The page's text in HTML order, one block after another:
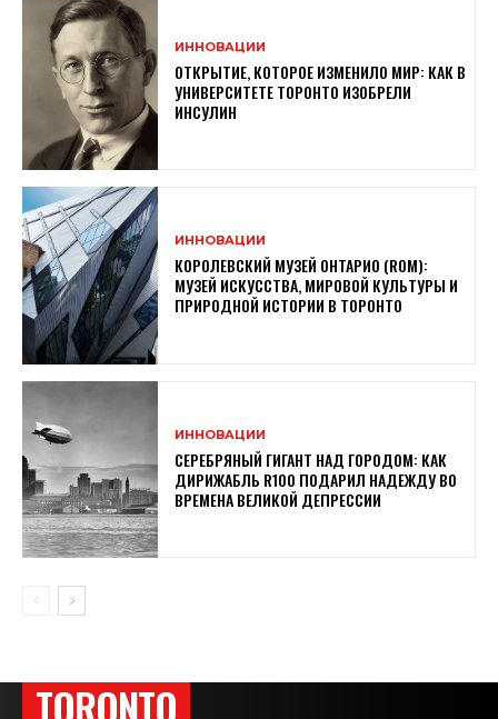
ИННОВАЦИИ
ОТКРЫТИЕ, КОТОРОЕ ИЗМЕНИЛО МИР: КАК В
УНИВЕРСИТЕТЕ ТОРОНТО ИЗОБРЕЛИ
ИНСУЛИН
ИННОВАЦИИ
КОРОЛЕВСКИЙ МУЗЕЙ ОНТАРИО (ROM):
МУЗЕЙ ИСКУССТВА, МИРОВОЙ КУЛЬТУРЫ И
ПРИРОДНОЙ ИСТОРИИ В ТОРОНТО
ИННОВАЦИИ
СЕРЕБРЯНЫЙ ГИГАНТ НАД ГОРОДОМ: КАК
ДИРИЖАБЛЬ R100 ПОДАРИЛ НАДЕЖДУ ВО
ВРЕМЕНА ВЕЛИКОЙ ДЕПРЕССИИ
TORONTO